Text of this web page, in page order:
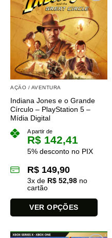
AÇÃO / AVENTURA
Indiana Jones e o Grande
Círculo – PlayStation 5 –
Mídia Digital
A partir de
R$ 142,41
5% desconto no PIX
R$ 149,90
3x de R$ 52,98 no
cartão
VER OPÇÕES
produto